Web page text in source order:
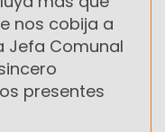
nos cobija a
Jefa Comunal
presentes